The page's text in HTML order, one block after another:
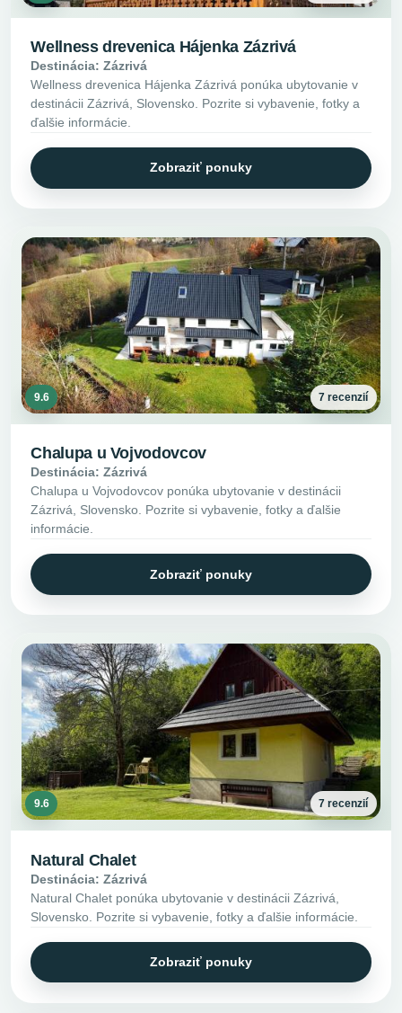
Wellness drevenica Hájenka Zázrivá
Destinácia: Zázrivá
Wellness drevenica Hájenka Zázrivá ponúka ubytovanie v
destinácii Zázrivá, Slovensko. Pozrite si vybavenie, fotky a
ďalšie informácie.
Zobraziť ponuky
9.6 7 recenzií
Chalupa u Vojvodovcov
Destinácia: Zázrivá
Chalupa u Vojvodovcov ponúka ubytovanie v destinácii
Zázrivá, Slovensko. Pozrite si vybavenie, fotky a ďalšie
informácie.
Zobraziť ponuky
9.6 7 recenzií
Natural Chalet
Destinácia: Zázrivá
Natural Chalet ponúka ubytovanie v destinácii Zázrivá,
Slovensko. Pozrite si vybavenie, fotky a ďalšie informácie.
Zobraziť ponuky